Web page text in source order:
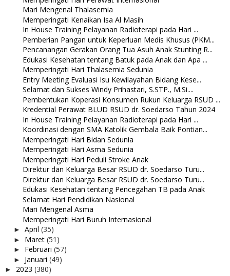
Mari Mengenal Thalasemia
Memperingati Kenaikan Isa Al Masih
In House Training Pelayanan Radioterapi pada Hari ...
Pemberian Pangan untuk Keperluan Medis Khusus (PKM...
Pencanangan Gerakan Orang Tua Asuh Anak Stunting R...
Edukasi Kesehatan tentang Batuk pada Anak dan Apa ...
Memperingati Hari Thalasemia Sedunia
Entry Meeting Evaluasi Isu Kewilayahan Bidang Kese...
Selamat dan Sukses Windy Prihastari, S.STP., M.Si....
Pembentukan Koperasi Konsumen Rukun Keluarga RSUD ...
Kredential Perawat BLUD RSUD dr. Soedarso Tahun 2024
In House Training Pelayanan Radioterapi pada Hari ...
Koordinasi dengan SMA Katolik Gembala Baik Pontian...
Memperingati Hari Bidan Sedunia
Memperingati Hari Asma Sedunia
Memperingati Hari Peduli Stroke Anak
Direktur dan Keluarga Besar RSUD dr. Soedarso Turu...
Direktur dan Keluarga Besar RSUD dr. Soedarso Turu...
Edukasi Kesehatan tentang Pencegahan TB pada Anak
Selamat Hari Pendidikan Nasional
Mari Mengenal Asma
Memperingati Hari Buruh Internasional
► April (35)
► Maret (51)
► Februari (57)
► Januari (49)
► 2023 (380)